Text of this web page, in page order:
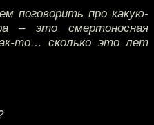
поговорить про какую-
– это смертоносная
то… сколько это лет